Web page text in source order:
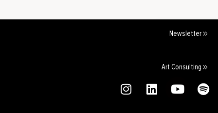
Newsletter
Art Consulting